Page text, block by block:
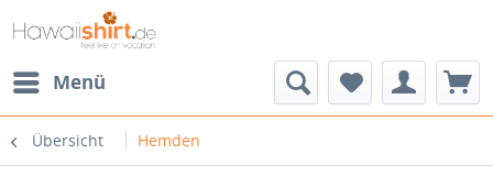
Menü
Übersicht Hemden